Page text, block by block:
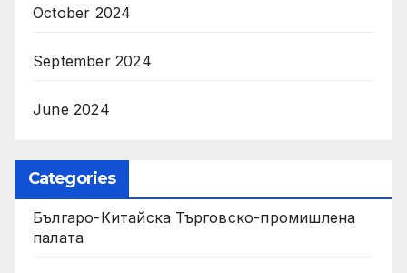
October 2024
September 2024
June 2024
Categories
Българо-Китайска Търговско-промишлена
палaта